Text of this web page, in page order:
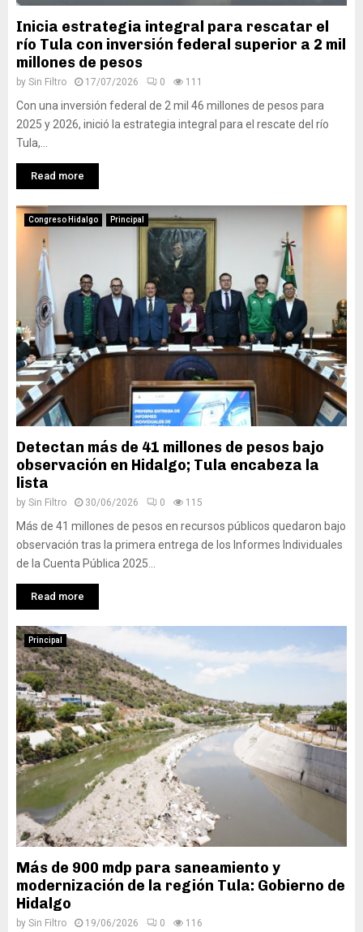
Inicia estrategia integral para rescatar el
río Tula con inversión federal superior a 2 mil
millones de pesos
by Sin Filtro 17/07/2026 0 111
Con una inversión federal de 2 mil 46 millones de pesos para
2025 y 2026, inició la estrategia integral para el rescate del río
Tula,...
Read more
Congreso Hidalgo Principal
Detectan más de 41 millones de pesos bajo
observación en Hidalgo; Tula encabeza la
lista
by Sin Filtro 30/06/2026 0 115
Más de 41 millones de pesos en recursos públicos quedaron bajo
observación tras la primera entrega de los Informes Individuales
de la Cuenta Pública 2025...
Read more
Principal
Más de 900 mdp para saneamiento y
modernización de la región Tula: Gobierno de
Hidalgo
by Sin Filtro 19/06/2026 0 116